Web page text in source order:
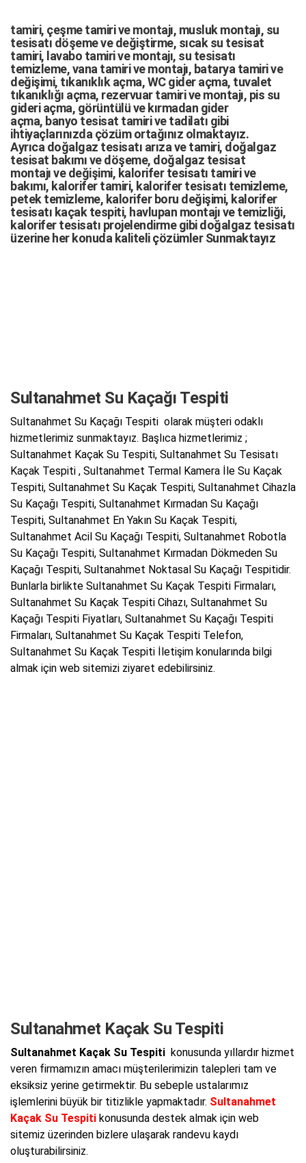
tamiri, çeşme tamirivemontajı, musluk montajı, su
tesisatı döşemeve değiştirme, sıcak su tesisat
tamiri, lavabo tamirivemontajı, su tesisatı
temizleme,vana tamirivemontajı, batarya tamirive
değişimi, tıkanıklık açma,WC gider açma, tuvalet
tıkanıklığı açma, rezervuar tamirive montajı, pis su
gideri açma, görüntülü ve kırmadan gider
açma, banyo tesisat tamirivetadilatı gibi
ihtiyaçlarınızda çözüm ortağınız olmaktayız.
Ayrıca doğalgaz tesisatı arızave tamiri, doğalgaz
tesisat bakımıve döşeme, doğalgaz tesisat
montajıve değişimi, kalorifer tesisatı tamiri ve
bakımı, kalorifer tamiri, kalorifer tesisatı temizleme,
petek temizleme, kalorifer boru değişimi, kalorifer
tesisatı kaçak tespiti, havlupan montajı ve temizliği,
kalorifer tesisatı projelendirme gibi d oğalgaz tesisatı
üzerine her konuda kaliteli çözümler Sunmaktayız
Sultanahmet Su Kaçağı Tespiti
Sultanahmet Su Kaçağı Tespiti olarak müşteri odaklı
hizmetlerimiz sunmaktayız. Başlıca hizmetlerimiz ;
Sultanahmet Kaçak Su Tespiti, Sultanahmet Su Tesisatı
Kaçak Tespiti , Sultanahmet Termal Kamera İle Su Kaçak
Tespiti, Sultanahmet Su Kaçak Tespiti, Sultanahmet Cihazla
Su Kaçağı Tespiti, Sultanahmet Kırmadan Su Kaçağı
Tespiti, Sultanahmet En Yakın Su Kaçak Tespiti,
Sultanahmet Acil Su Kaçağı Tespiti, Sultanahmet Robotla
Su Kaçağı Tespiti, Sultanahmet Kırmadan Dökmeden Su
Kaçağı Tespiti, Sultanahmet Noktasal Su Kaçağı Tespitidir.
Bunlarla birlikte Sultanahmet Su Kaçak Tespiti Firmaları,
Sultanahmet Su Kaçak Tespiti Cihazı, Sultanahmet Su
Kaçağı Tespiti Fiyatları, Sultanahmet Su Kaçağı Tespiti
Firmaları, Sultanahmet Su Kaçak Tespiti Telefon,
Sultanahmet Su Kaçak Tespiti İletişim konularında bilgi
almak için web sitemizi ziyaret edebilirsiniz.
Sultanahmet Kaçak Su Tespiti
Sultanahmet Kaçak Su Tespiti konusunda yıllardır hizmet
veren firmamızın amacı müşterilerimizin talepleri tam ve
eksiksiz yerine getirmektir. Bu sebeple ustalarımız
işlemlerini büyük bir titizlikle yapmaktadır. Sultanahmet
Kaçak Su Tespiti konusunda destek almak için web
sitemiz üzerinden bizlere ulaşarak randevu kaydı
oluşturabilirsiniz.